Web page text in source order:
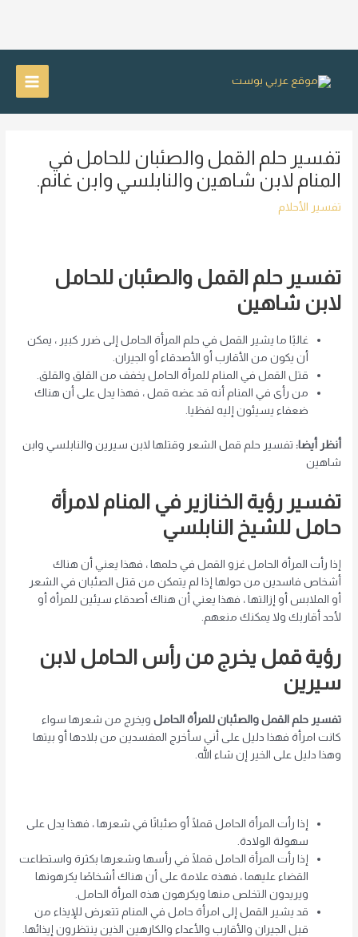
Main
تفسير حلم القمل والصئبان للحامل في
المنام لابن شاهين والنابلسي وابن غانم.
تفسير الأحلام
تفسير حلم القمل والصئبان للحامل
لابن شاهين
غالبًا ما يشير القمل في حلم المرأة الحامل إلى ضرر كبير ، يمكن
أن يكون من الأقارب أو الأصدقاء أو الجيران.
قتل القمل في المنام للمرأة الحامل يخفف من القلق والقلق.
من رأى في المنام أنه قد عضه قمل ، فهذا يدل على أن هناك
ضعفاء يسيئون إليه لفظيا.
أنظر أيضا: تفسير حلم قمل الشعر وقتلها لابن سيرين والنابلسي وابن
شاهين
تفسير رؤية الخنازير في المنام لامرأة
حامل للشيخ النابلسي
إذا رأت المرأة الحامل غزو القمل في حلمها ، فهذا يعني أن هناك
أشخاص فاسدين من حولها إذا لم يتمكن من قتل الصئبان في الشعر
أو الملابس أو إزالتها ، فهذا يعني أن هناك أصدقاء سيئين للمرأة أو
لأحد أقاربك ولا يمكنك منعهم.
رؤية قمل يخرج من رأس الحامل لابن
سيرين
تفسير حلم القمل والصئبان للمرأة الحامل ويخرج من شعرها سواء
كانت امرأة فهذا دليل على أني سأخرج المفسدين من بلادها أو بيتها
وهذا دليل على الخير إن شاء الله.
إذا رأت المرأة الحامل قملًا أو صئبانًا في شعرها ، فهذا يدل على
سهولة الولادة.
إذا رأت المرأة الحامل قملًا في رأسها وشعرها بكثرة واستطاعت
القضاء عليهما ، فهذه علامة على أن هناك أشخاصًا يكرهونها
ويريدون التخلص منها ويكرهون هذه المرأة الحامل.
قد يشير القمل إلى امرأة حامل في المنام تتعرض للإيذاء من
قبل الجيران والأقارب والأعداء والكارهين الذين ينتظرون إيذائها.